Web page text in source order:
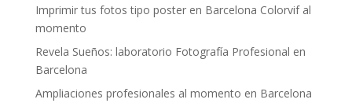
Imprimir tus fotos tipo poster en Barcelona Colorvif al
momento
Revela Sueños: laboratorio Fotografía Profesional en
Barcelona
Ampliaciones profesionales al momento en Barcelona